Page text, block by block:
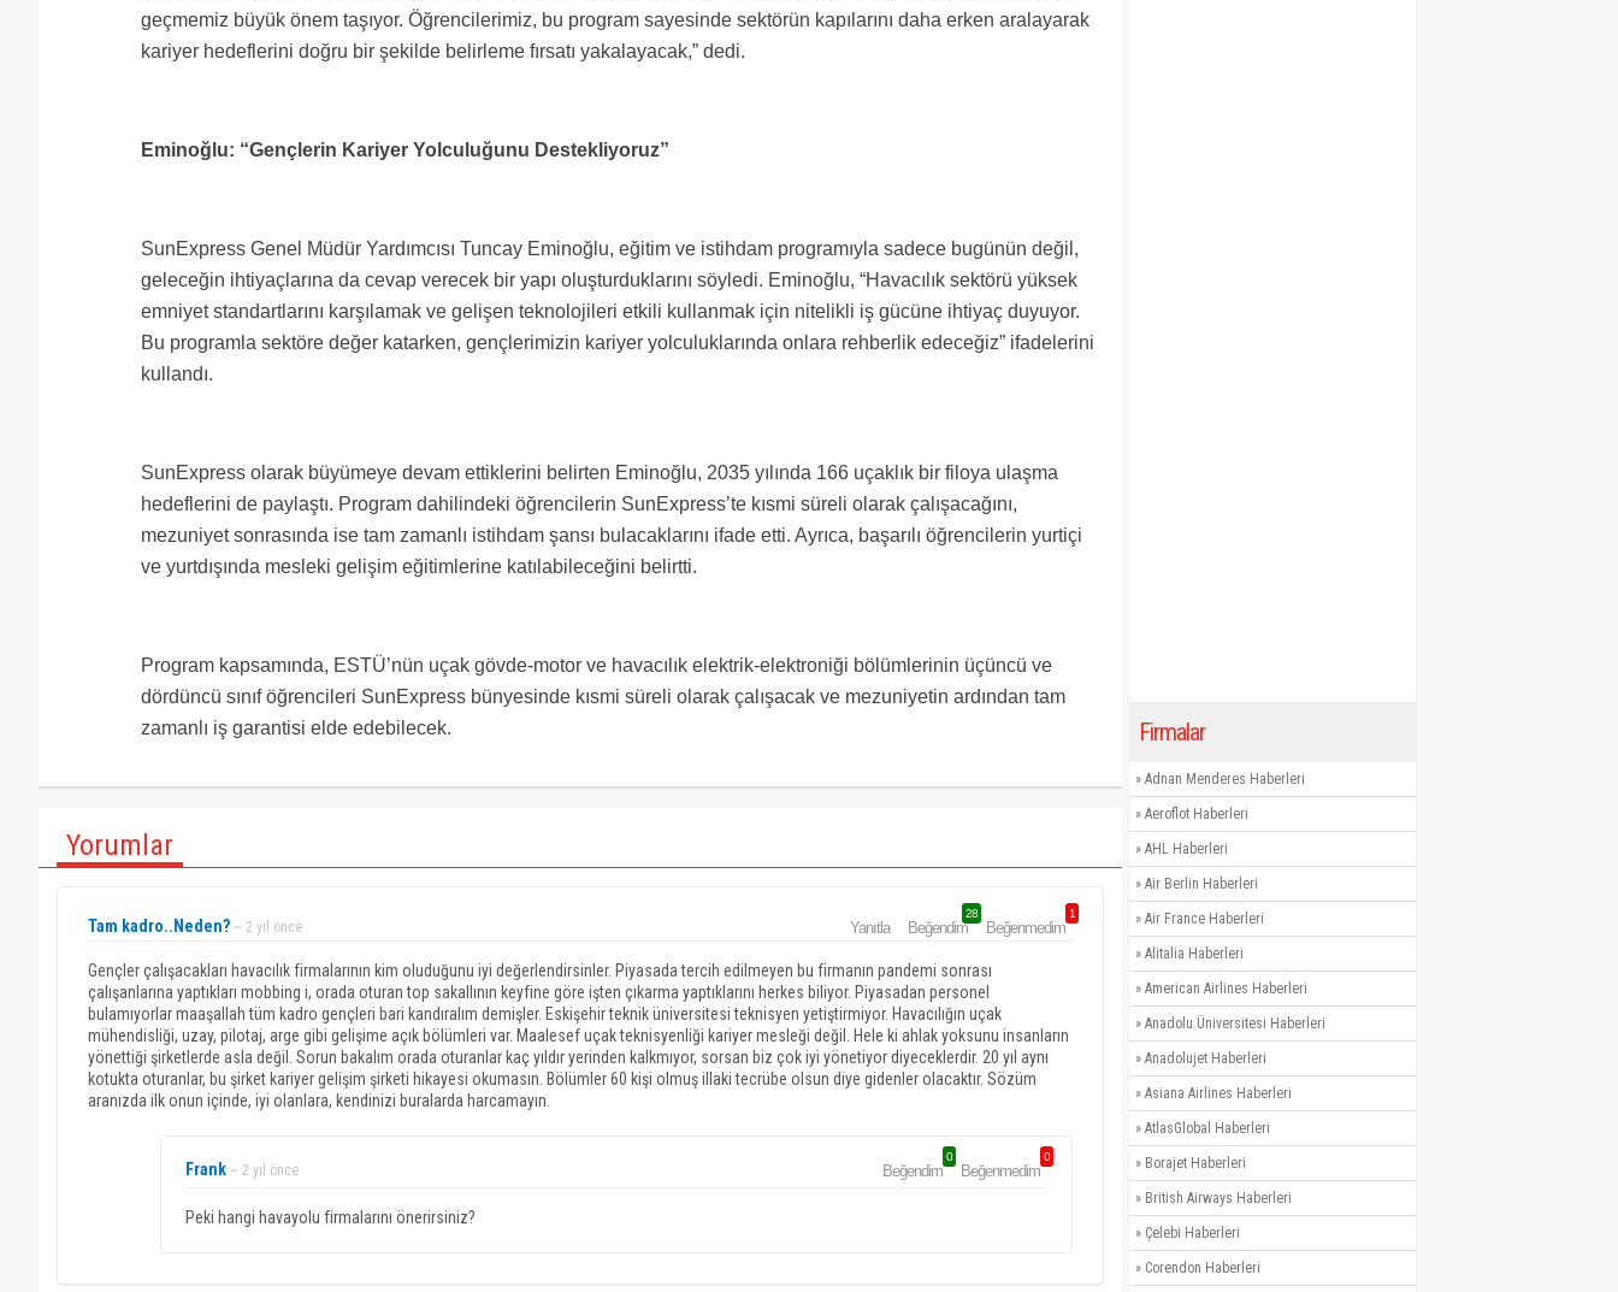
geçmemiz büyük önem taşıyor. Öğrencilerimiz, bu program sayesinde sektörün kapılarını daha erken aralayarak
kariyer hedeflerini doğru bir şekilde belirleme fırsatı yakalayacak,” dedi.
Eminoğlu: “Gençlerin Kariyer Yolculuğunu Destekliyoruz”
SunExpress Genel Müdür Yardımcısı Tuncay Eminoğlu, eğitim ve istihdam programıyla sadece bugünün değil,
geleceğin ihtiyaçlarına da cevap verecek bir yapı oluşturduklarını söyledi. Eminoğlu, “Havacılık sektörü yüksek
emniyet standartlarını karşılamak ve gelişen teknolojileri etkili kullanmak için nitelikli iş gücüne ihtiyaç duyuyor.
Bu programla sektöre değer katarken, gençlerimizin kariyer yolculuklarında onlara rehberlik edeceğiz” ifadelerini
kullandı.
SunExpress olarak büyümeye devam ettiklerini belirten Eminoğlu, 2035 yılında 166 uçaklık bir filoya ulaşma
hedeflerini de paylaştı. Program dahilindeki öğrencilerin SunExpress’te kısmi süreli olarak çalışacağını,
mezuniyet sonrasında ise tam zamanlı istihdam şansı bulacaklarını ifade etti. Ayrıca, başarılı öğrencilerin yurtiçi
ve yurtdışında mesleki gelişim eğitimlerine katılabileceğini belirtti.
Program kapsamında, ESTÜ’nün uçak gövde-motor ve havacılık elektrik-elektroniği bölümlerinin üçüncü ve
dördüncü sınıf öğrencileri SunExpress bünyesinde kısmi süreli olarak çalışacak ve mezuniyetin ardından tam
zamanlı iş garantisi elde edebilecek.
Yorumlar
Tam kadro..Neden? ~ 2 yıl önce Yanıtla Beğendim
28
Beğenmedim
1
Gençler çalışacakları havacılık firmalarının kim oluduğunu iyi değerlendirsinler. Piyasada tercih edilmeyen bu firmanın pandemi sonrası
çalışanlarına yaptıkları mobbing i, orada oturan top sakallının keyfine göre işten çıkarma yaptıklarını herkes biliyor. Piyasadan personel
bulamıyorlar maaşallah tüm kadro gençleri bari kandıralım demişler. Eskişehir teknik üniversitesi teknisyen yetiştirmiyor. Havacılığın uçak
mühendisliği, uzay, pilotaj, arge gibi gelişime açık bölümleri var. Maalesef uçak teknisyenliği kariyer mesleği değil. Hele ki ahlak yoksunu insanların
yönettiği şirketlerde asla değil. Sorun bakalım orada oturanlar kaç yıldır yerinden kalkmıyor, sorsan biz çok iyi yönetiyor diyeceklerdir. 20 yıl aynı
kotukta oturanlar, bu şirket kariyer gelişim şirketi hikayesi okumasın. Bölümler 60 kişi olmuş illaki tecrübe olsun diye gidenler olacaktır. Sözüm
aranızda ilk onun içinde, iyi olanlara, kendinizi buralarda harcamayın.
Frank ~ 2 yıl önce Beğendim
0
Beğenmedim
0
Peki hangi havayolu firmalarını önerirsiniz?
Firmalar
» Adnan Menderes Haberleri
» Aeroflot Haberleri
» AHL Haberleri
» Air Berlin Haberleri
» Air France Haberleri
» Alitalia Haberleri
» American Airlines Haberleri
» Anadolu Üniversitesi Haberleri
» Anadolujet Haberleri
» Asiana Airlines Haberleri
» AtlasGlobal Haberleri
» Borajet Haberleri
» British Airways Haberleri
» Çelebi Haberleri
» Corendon Haberleri